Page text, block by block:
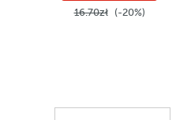
16.70zł (-20%)